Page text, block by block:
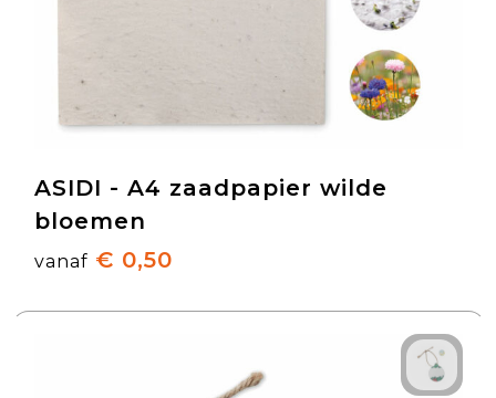
ASIDI - A4 zaadpapier wilde
bloemen
vanaf € 0,50